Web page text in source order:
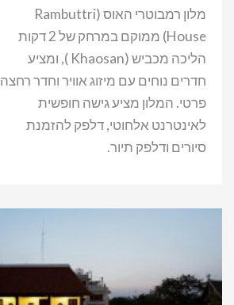
מלון רמבוטרי האוס (Rambuttri
House) ממוקם במרחק של 2 דקות
הליכה מכביש (Khaosan ), ומציע
חדרים נוחים עם מיזוג אוויר וחדר רחצה
פרטי. המלון מציע גישה חופשית
לאינטרנט אלחוטי, דלפק להזמנת
סיורים ודלפק תיור.